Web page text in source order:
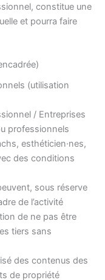
constitue une
et pourra faire
(utilisation
/ Entreprises
professionnels
esthéticien·nes,
des conditions
sous réserve
de l’activité
de ne pas être
tiers sans
des contenus des
de propriété